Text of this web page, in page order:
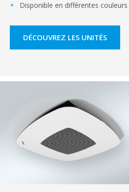
Disponible en différentes couleurs
DÉCOUVREZ LES UNITÉS